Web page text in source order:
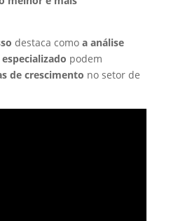
destaca como a análise
podem
de crescimento no setor de